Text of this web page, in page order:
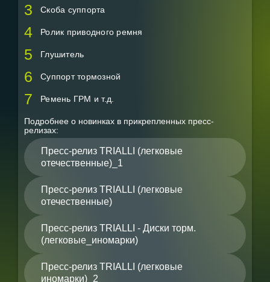
Скоба суппорта
Ролик приводного ремня
Глушитель
Суппорт тормозной
Ремень ГРМ и т.д.
Подробнее о новинках в прикрепленных пресс-
релизах:
Пресс-релиз TRIALLI (легковые
отечественные)_1
Пресс-релиз TRIALLI (легковые
отечественные)
Пресс-релиз TRIALLI - Диски торм.
(легковые_иномарки)
Пресс-релиз TRIALLI (легковые
иномарки)_2